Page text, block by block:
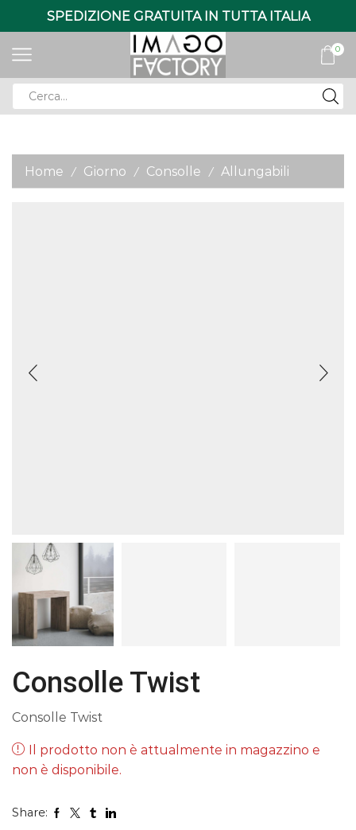
SPEDIZIONE GRATUITA IN TUTTA ITALIA
0
input
Home / Giorno / Consolle / Allungabili
Consolle Twist
Consolle Twist
Il prodotto non è attualmente in magazzino e
non è disponibile.
Share: